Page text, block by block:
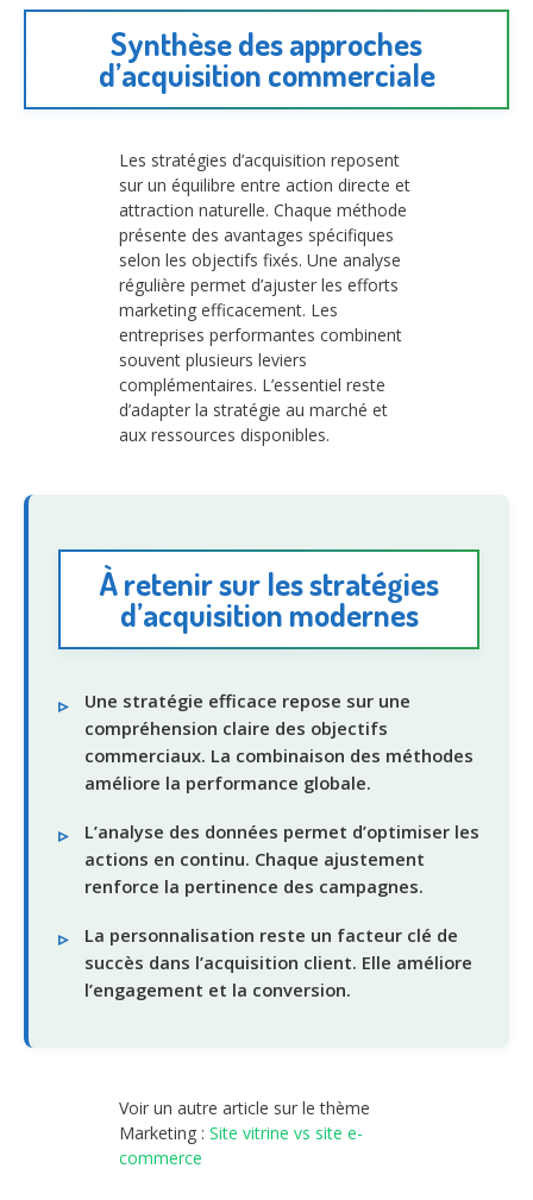
Synthèse des approches
d’acquisition commerciale
Les stratégies d’acquisition reposent
sur un équilibre entre action directe et
attraction naturelle. Chaque méthode
présente des avantages spécifiques
selon les objectifs fixés. Une analyse
régulière permet d’ajuster les efforts
marketing efficacement. Les
entreprises performantes combinent
souvent plusieurs leviers
complémentaires. L’essentiel reste
d’adapter la stratégie au marché et
aux ressources disponibles.
À retenir sur les stratégies
d’acquisition modernes
Une stratégie efficace repose sur une
compréhension claire des objectifs
commerciaux. La combinaison des méthodes
améliore la performance globale.
L’analyse des données permet d’optimiser les
actions en continu. Chaque ajustement
renforce la pertinence des campagnes.
La personnalisation reste un facteur clé de
succès dans l’acquisition client. Elle améliore
l’engagement et la conversion.
Voir un autre article sur le thème
Marketing : Site vitrine vs site e-
commerce